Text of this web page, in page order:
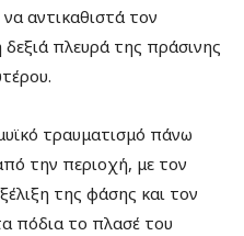
αντικαθιστά τον
πλευρά της πράσινης
τραυματισμό πάνω
την περιοχή, με τον
της φάσης και τον
πόδια το πλασέ του